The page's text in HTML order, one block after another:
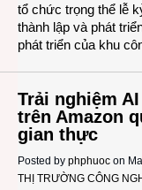
tổ chức trọng thể lễ
thành lập và phát
phát triển của khu
Trải nghiệm
trên Amazon
gian thực
Posted by phphuoc on
THỊ TRƯỜNG CÔNG